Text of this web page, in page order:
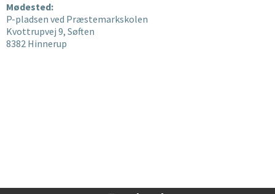
Mødested:
P-pladsen ved Præstemarkskolen
Kvottrupvej 9, Søften
8382 Hinnerup